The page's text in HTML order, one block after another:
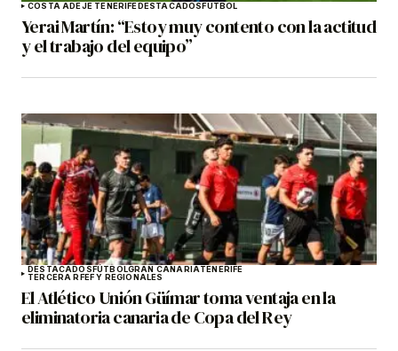
COSTA ADEJE TENERIFEDESTACADOSFÚTBOL
Yerai Martín: “Estoy muy contento con la actitud
y el trabajo del equipo”
DESTACADOSFÚTBOLGRAN CANARIATENERIFE
TERCERA RFEF Y REGIONALES
El Atlético Unión Güímar toma ventaja en la
eliminatoria canaria de Copa del Rey